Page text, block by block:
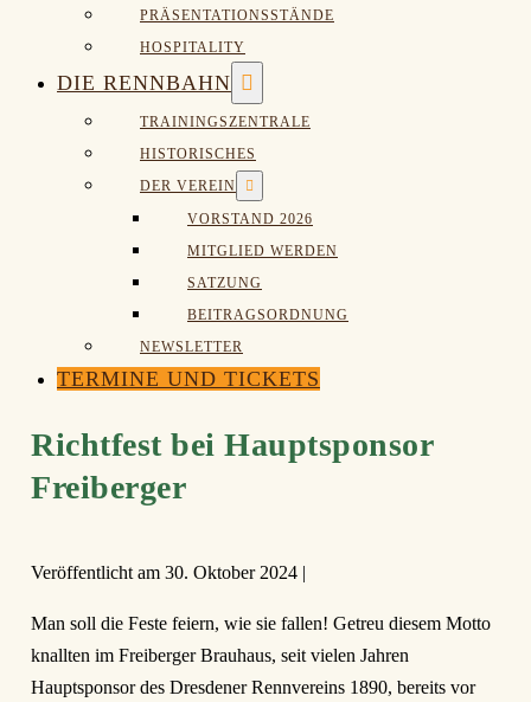
PRÄSENTATIONSSTÄNDE
HOSPITALITY
DIE RENNBAHN Menü-
Schalter
TRAININGSZENTRALE
HISTORISCHES
DER VEREIN
Menü-
VORSTAND 2026
MITGLIED WERDEN
SATZUNG
BEITRAGSORDNUNG
NEWSLETTER
TERMINE UND TICKETS
Richtfest bei Hauptsponsor
Freiberger
Veröffentlicht am 30. Oktober 2024 |
Man soll die Feste feiern, wie sie fallen! Getreu diesem Motto
knallten im Freiberger Brauhaus, seit vielen Jahren
Hauptsponsor des Dresdener Rennvereins 1890, bereits vor